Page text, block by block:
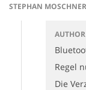
STEPHAN MOSCHNER
AUTHOR
Regel
Die